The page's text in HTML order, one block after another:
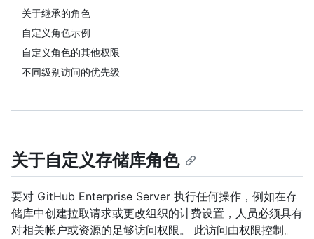
关于继承的角色
自定义角色示例
自定义角色的其他权限
不同级别访问的优先级
关于自定义存储库角色
要对 GitHub Enterprise Server 执行任何操作，例如在存
储库中创建拉取请求或更改组织的计费设置，人员必须具有
对相关帐户或资源的足够访问权限。 此访问由权限控制。